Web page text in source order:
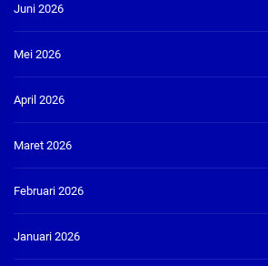
Juni 2026
Mei 2026
April 2026
Maret 2026
Februari 2026
Januari 2026